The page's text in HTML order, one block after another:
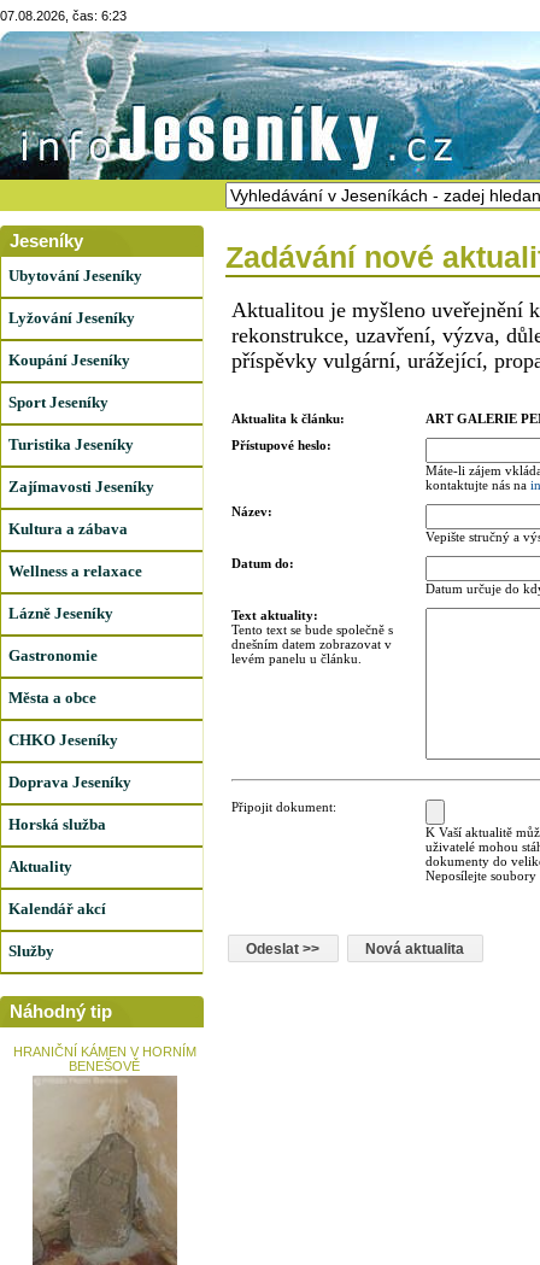
07.08.2026, čas: 6:23
Jeseníky
Ubytování Jeseníky
Lyžování Jeseníky
Koupání Jeseníky
Sport Jeseníky
Turistika Jeseníky
Zajímavosti Jeseníky
Kultura a zábava
Wellness a relaxace
Lázně Jeseníky
Gastronomie
Města a obce
CHKO Jeseníky
Doprava Jeseníky
Horská služba
Aktuality
Kalendář akcí
Služby
Náhodný tip
HRANIČNÍ KÁMEN V HORNÍM
BENEŠOVĚ
Zadávání nové
Aktualitou je myšleno uveřejnění
rekonstrukce, uzavření, výzva,
příspěvky vulgární, urážející,
Aktualita k článku:
ART GALERIE
Přístupové heslo:
Máte-li zájem
kontaktujte nás na
Název:
Vepište stručný a
Datum do:
Datum určuje do
Text aktuality:
Tento text se bude společně s
dnešním datem zobrazovat v
levém panelu u článku.
Připojit dokument:
K Vaší aktualitě
uživatelé mohou
dokumenty do
Neposílejte